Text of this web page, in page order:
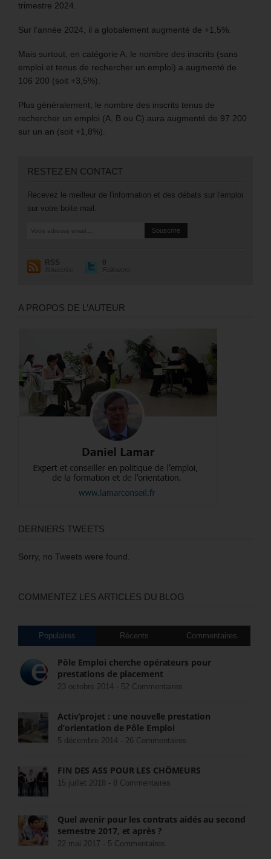
trimestre 2024.
Sur l’année 2024, il a globalement augmenté de +1,5%.
Mais surtout, en catégorie A, le nombre des inscrits (sans
emploi et tenus de rechercher un emploi) a augmenté de
106 200 (soit +3,5%).
Plus généralement, le nombre des inscrits tenus de
rechercher un emploi (A, B ou C) aura augmenté de 97 200
sur un an (soit +1,8%).
RESTEZ EN CONTACT
Recevez le meilleur de l'information et des débats sur l'emploi
sur votre boite mail.
RSS
Souscrire
0
Followers
A PROPOS DE L’AUTEUR
DERNIERS TWEETS
Sorry, no Tweets were found.
COMMENTEZ LES ARTICLES DU BLOG
Populaires Récents Commentaires
Pôle Emploi cherche opérateurs pour
prestations de placement
23 octobre 2014 - 52 Commentaires
Activ’projet : une nouvelle prestation
d’orientation de Pôle Emploi
5 décembre 2014 - 26 Commentaires
FIN DES ASS POUR LES CHÔMEURS
15 juillet 2018 - 8 Commentaires
Quel avenir pour les contrats aidés au second
semestre 2017, et après ?
22 mai 2017 - 5 Commentaires